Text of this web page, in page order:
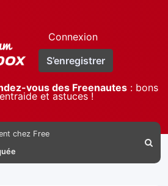
Connexion
S’enregistrer
vous des Freenautes: bons
et astuces !
chez Free